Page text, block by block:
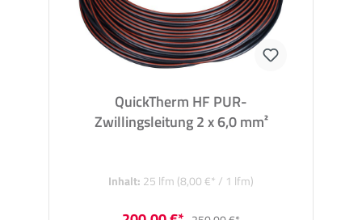
QuickTherm HF PUR-
Zwillingsleitung 2 x 6,0 mm²
Inhalt: 25 lfm (8,00 €* / 1 lfm)